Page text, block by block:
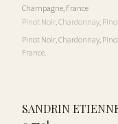
Champagne,France
Pinot Noir, Chardonnay,
Pinot Noir, Chardonnay,
France.
SANDRIN